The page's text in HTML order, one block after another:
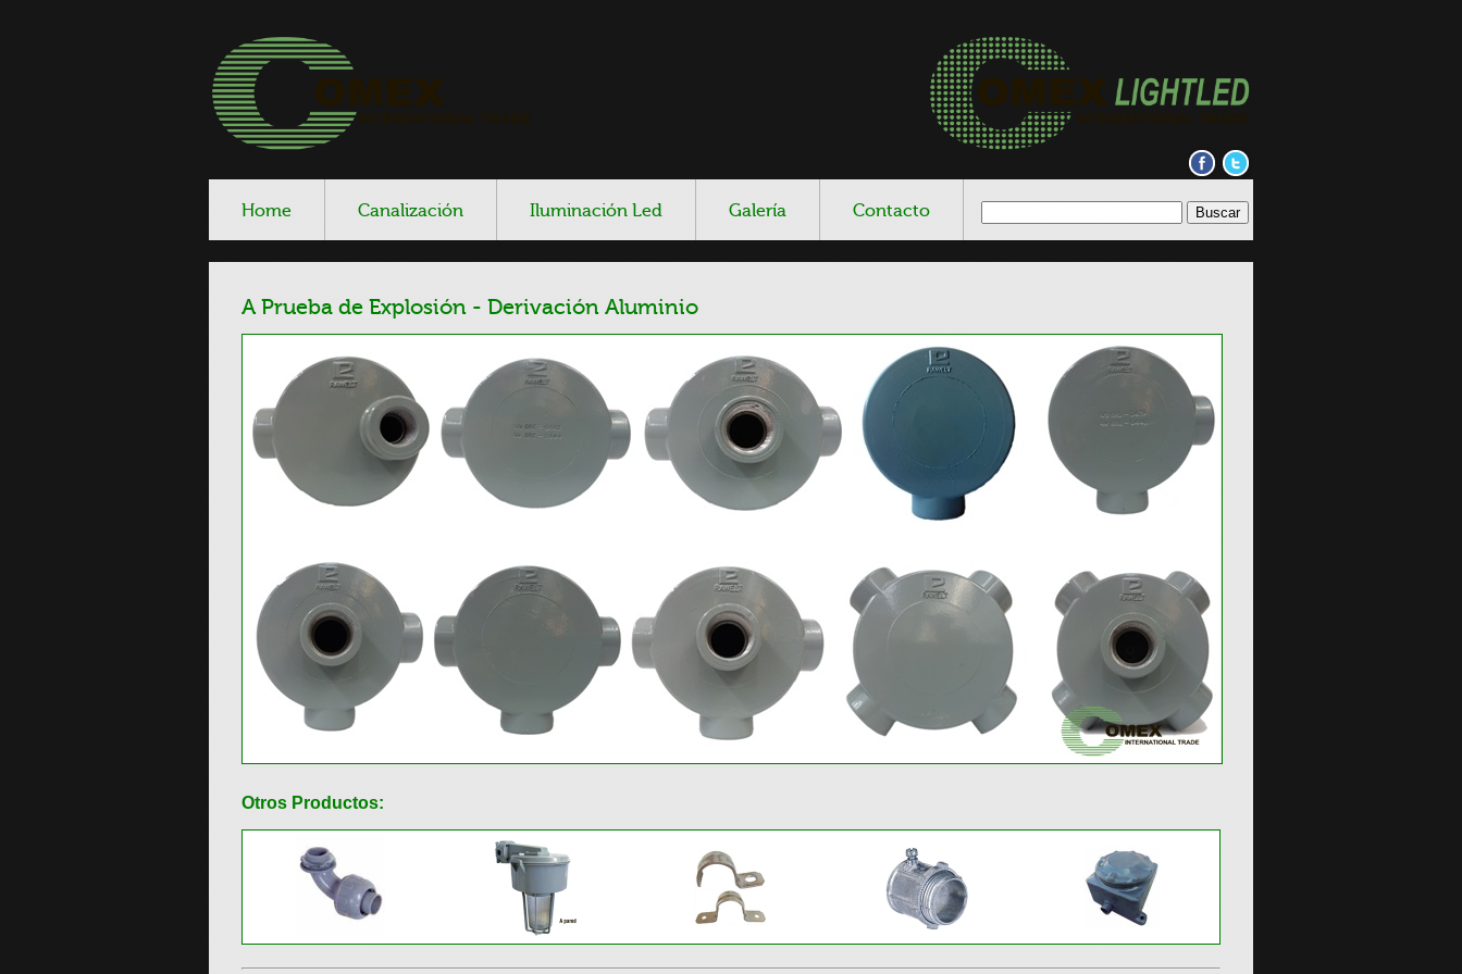
Home Canalización Iluminación Led Galería Contacto
A Prueba de Explosión - Derivación Aluminio
Otros Productos: